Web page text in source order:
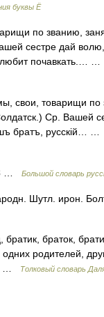
буквы Ё
по званию,
сестре дай
любит почавкать.… …
товарищи по
Ср. Вашей
братъ, русскій… …
… Большой словарь
Шутл. ирон.
браток,
родителей,
…
Толковый словарь